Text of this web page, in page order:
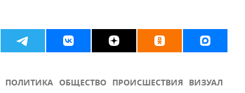
ПОЛИТИКА ОБЩЕСТВО ПРОИСШЕСТВИЯ ВИЗУАЛ